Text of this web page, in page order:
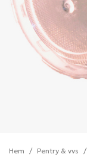
Hem Pentry & vvs